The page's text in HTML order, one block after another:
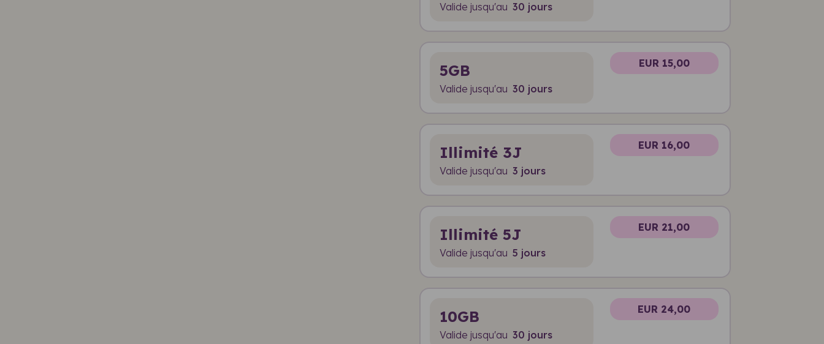
Valide jusqu'au 30 jours
5GB
Valide jusqu'au 30 jours
EUR 15,00
Illimité 3J
Valide jusqu'au 3 jours
EUR 16,00
Illimité 5J
Valide jusqu'au 5 jours
EUR 21,00
10GB
Valide jusqu'au 30 jours
EUR 24,00